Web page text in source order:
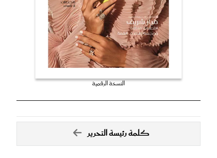
النسخة الرقمية
كلمة رئيسة التحرير